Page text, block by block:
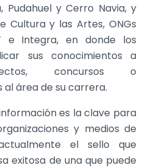
Pudahuel y Cerro Navia, y
Cultura y las Artes, ONGs
e Integra, en donde los
sus conocimientos a
concursos o
al área de su carrera.
es la clave para
y medios de
el sello que
exitosa de una que puede